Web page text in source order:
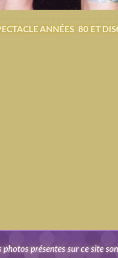
ANNÉES 80 ET
photos présentes sur ce site